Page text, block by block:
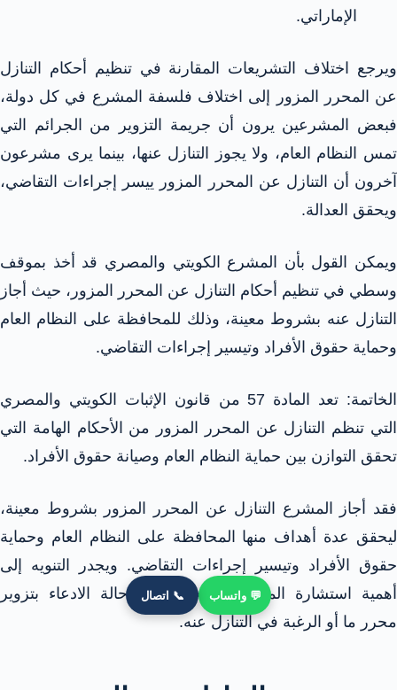
الإماراتي.
ويرجع اختلاف التشريعات المقارنة في تنظيم أحكام التنازل
عن المحرر المزور إلى اختلاف فلسفة المشرع في كل دولة،
فبعض المشرعين يرون أن جريمة التزوير من الجرائم التي
تمس النظام العام، ولا يجوز التنازل عنها، بينما يرى مشرعون
آخرون أن التنازل عن المحرر المزور ييسر إجراءات التقاضي،
ويحقق العدالة.
ويمكن القول بأن المشرع الكويتي والمصري قد أخذ بموقف
وسطي في تنظيم أحكام التنازل عن المحرر المزور، حيث أجاز
التنازل عنه بشروط معينة، وذلك للمحافظة على النظام العام
وحماية حقوق الأفراد وتيسير إجراءات التقاضي.
الخاتمة: تعد المادة 57 من قانون الإثبات الكويتي والمصري
التي تنظم التنازل عن المحرر المزور من الأحكام الهامة التي
تحقق التوازن بين حماية النظام العام وصيانة حقوق الأفراد.
فقد أجاز المشرع التنازل عن المحرر المزور بشروط معينة،
ليحقق عدة أهداف منها المحافظة على النظام العام وحماية
حقوق الأفراد وتيسير إجراءات التقاضي. ويجدر التنويه إلى
أهمية استشارة المحامي المختص في حالة الادعاء بتزوير
محرر ما أو الرغبة في التنازل عنه.
💬 واتساب 📞 اتصال